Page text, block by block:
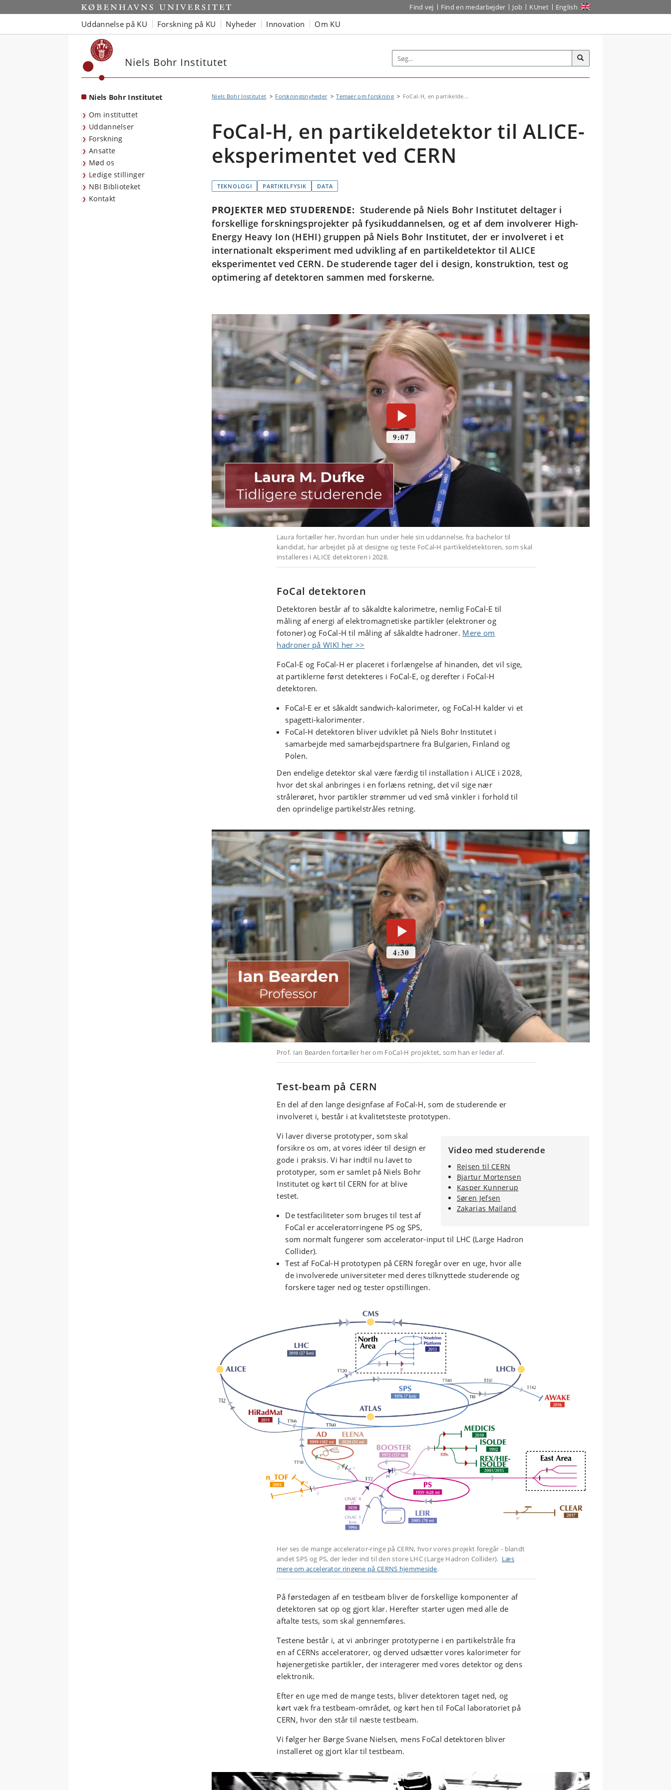
Start Find vej Find en medarbejder Job KUnet English
Uddannelse på KU Forskning på KU Nyheder Innovation Om KU
Niels Bohr Institutet
Niels Bohr Institutet
Om instituttet
Uddannelser
Forskning
Ansatte
Mød os
Ledige stillinger
NBI Biblioteket
Kontakt
Niels Bohr Institutet Forskningsnyheder Temaer om forskning FoCal-H, en partikelde...
FoCal-H, en partikeldetektor til ALICE-
eksperimentet ved CERN
TEKNOLOGI PARTIKELFYSIK DATA
PROJEKTER MED STUDERENDE: Studerende på Niels Bohr Institutet deltager i
forskellige forskningsprojekter på fysikuddannelsen, og et af dem involverer High-
Energy Heavy Ion (HEHI) gruppen på Niels Bohr Institutet, der er involveret i et
internationalt eksperiment med udvikling af en partikeldetektor til ALICE
eksperimentet ved CERN. De studerende tager del i design, konstruktion, test og
optimering af detektoren sammen med forskerne.
FoCal detektoren
Detektoren består af to såkaldte kalorimetre, nemlig FoCal-E til
måling af energi af elektromagnetiske partikler (elektroner og
fotoner) og FoCal-H til måling af såkaldte hadroner. Mere om
hadroner på WIKI her >>
FoCal-E og FoCal-H er placeret i forlængelse af hinanden, det vil sige,
at partiklerne først detekteres i FoCal-E, og derefter i FoCal-H
detektoren.
FoCal-E er et såkaldt sandwich-kalorimeter, og FoCal-H kalder vi et
spagetti-kalorimenter.
FoCal-H detektoren bliver udviklet på Niels Bohr Institutet i
samarbejde med samarbejdspartnere fra Bulgarien, Finland og
Polen.
Den endelige detektor skal være færdig til installation i ALICE i 2028,
hvor det skal anbringes i en forlæns retning, det vil sige nær
strålerøret, hvor partikler strømmer ud ved små vinkler i forhold til
den oprindelige partikelstråles retning.
Test-beam på CERN
En del af den lange designfase af FoCal-H, som de studerende er
involveret i, består i at kvalitetsteste prototypen.
Video med studerende
Rejsen til CERN
Bjartur Mortensen
Kasper Kunnerup
Søren Jefsen
Zakarias Mailand
Vi laver diverse prototyper, som skal
forsikre os om, at vores idéer til design er
gode i praksis. Vi har indtil nu lavet to
prototyper, som er samlet på Niels Bohr
Institutet og kørt til CERN for at blive
testet.
De testfaciliteter som bruges til test af
FoCal er acceleratorringene PS og SPS,
som normalt fungerer som accelerator-input til LHC (Large Hadron
Collider).
Test af FoCal-H prototypen på CERN foregår over en uge, hvor alle
de involverede universiteter med deres tilknyttede studerende og
forskere tager ned og tester opstillingen.
Her ses de mange accelerator-ringe på CERN, hvor vores projekt foregår - blandt
andet SPS og PS, der leder ind til den store LHC (Large Hadron Collider). Læs
mere om accelerator ringene på CERNS hjemmeside.
På førstedagen af en testbeam bliver de forskellige komponenter af
detektoren sat op og gjort klar. Herefter starter ugen med alle de
aftalte tests, som skal gennemføres.
Testene består i, at vi anbringer prototyperne i en partikelstråle fra
en af CERNs acceleratorer, og derved udsætter vores kalorimeter for
højenergetiske partikler, der interagerer med vores detektor og dens
elektronik.
Efter en uge med de mange tests, bliver detektoren taget ned, og
kørt væk fra testbeam-området, og kørt hen til FoCal laboratoriet på
CERN, hvor den står til næste testbeam.
Vi følger her Børge Svane Nielsen, mens FoCal detektoren bliver
installeret og gjort klar til testbeam.